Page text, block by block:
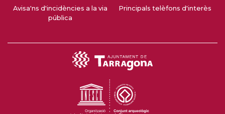
Avisa'ns d'incidències a la via
pública
Principals telèfons d'interès